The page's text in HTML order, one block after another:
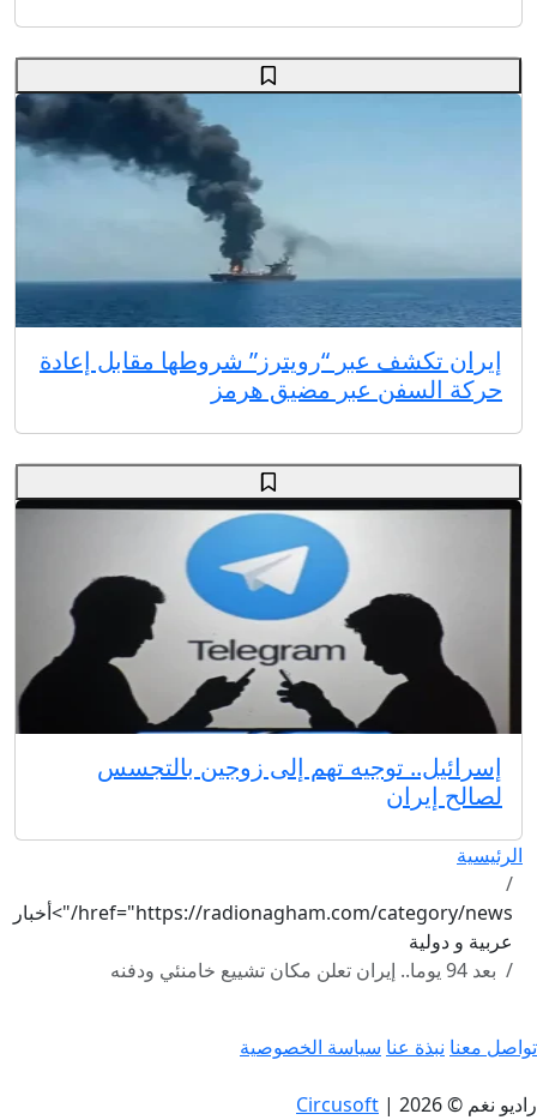
إيران تكشف عبر “رويترز” شروطها مقابل إعادة
حركة السفن عبر مضيق هرمز
إسرائيل.. توجيه تهم إلى زوجين بالتجسس
لصالح إيران
الرئيسية
href="https://radionagham.com/category/news/">أخبار
عربية و دولية
بعد 94 يوما.. إيران تعلن مكان تشييع خامنئي ودفنه
تواصل معنا نبذة عنا سياسة الخصوصية
راديو نغم © 2026 |
Circusoft